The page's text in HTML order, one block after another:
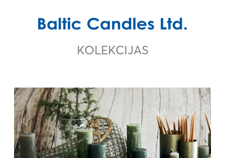
KOLEKCIJAS